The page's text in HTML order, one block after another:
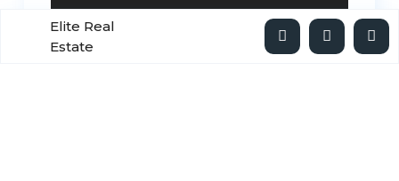
Elite Real
Estate